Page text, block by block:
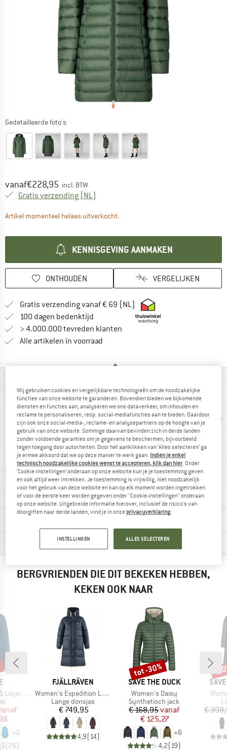
Gedetailleerde foto's
Prijs:
vanaf€228,95 incl. BTW
Gratis verzending (NL)
Artikel momenteel helaas uitverkocht.De link wordt geopend in een
KENNISGEVING AANMAKEN
ONTHOUDEN VERGELIJKEN
Gratis verzending vanaf € 69 (NL) Vind hier de
100 dagen bedenktijd Vind de betalingsinformatie hier!
> 4.000.000 tevreden klanten
Alle artikelen in voorraad
TEX
100
100% raadt het aan
Klanten zeggen:
goed model
MATERIAALGEGEVENS & KENMERKEN
PRODUCTBESCHRIJVING
BERGVRIENDEN DIE DIT BEKEKEN HEBBEN,
KEKEN OOK NAAR
Coat
prijs
+2
(26)
MERK
FJÄLLRÄVEN
Artikel
Women's Expedition Long Down Parka
Productgroep
Lange donsjas
Prijs
€ 749,95
4,9( 14)
MERK
SAVE THE DUCK
Artikel
Women's Daisy
Productgroep
Synthetisch jack
Prijs
€ 168,95Verlaagde prijs
vanaf
€ 125,27
+6
4,2( 19)
Korting
tot -30%
€
-
Wij gebruiken cookies en vergelijkbare technologieën om de noodzakelijke
functies van onze website te garanderen. Bovendien bieden we bijkomende
diensten en functies aan, analyseren we ons dataverkeer, om inhouden en
reclame te personaliseren, resp. social-mediafuncties aan te bieden. Daardoor
zijn ook onze social-media-, reclame- en analysepartners op de hoogte van je
gebruik van onze website. Sommige daarvan bevinden zich in derde landen
zonder voldoende garanties om je gegevens te beschermen, bijvoorbeeld
tegen toegang door autoriteiten. Door het aanklikken van ‘Alles selecteren’ ga
je ermee akkoord dat we op deze manier te werk gaan. Indien je enkel
technisch noodzakelijke cookies wenst te accepteren, klik dan hier. Onder
‘Cookie-instellingen’ onderaan op onze website kun je je toestemming geven
en ook altijd weer intrekken. Je toestemming is vrijwillig, niet noodzakelijk
voor het gebruik van deze website en kan op elk moment worden ingetrokken
of voor de eerste keer worden gegeven onder "Cookie-instellingen" onderaan
op onze website. Uitgebreide informatie hierover, inclusief de risico's van
doorgiften naar derde landen, vind je in onze privacyverklaring.
INSTELLINGEN ALLES SELECTEREN